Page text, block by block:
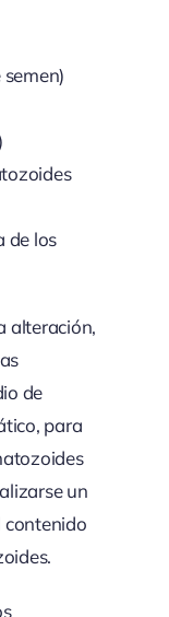
de los
alteración,
de
para
un
contenido